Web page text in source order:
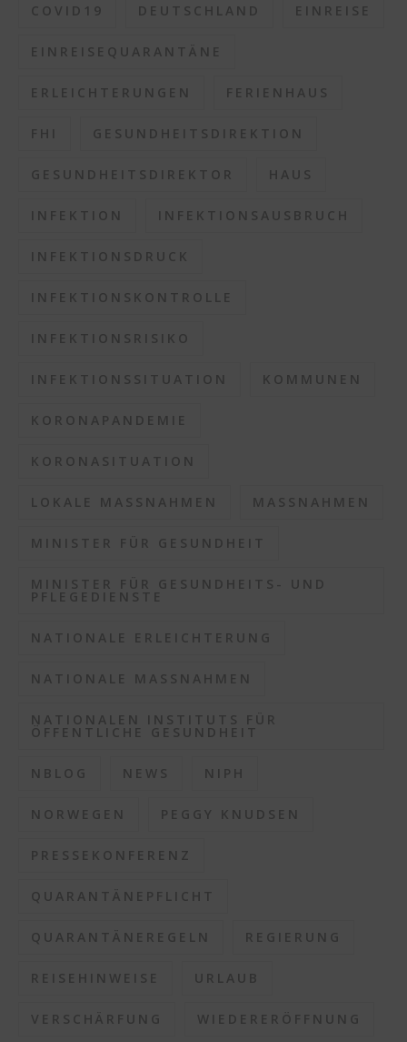
COVID19 DEUTSCHLAND EINREISE
EINREISEQUARANTÄNE
ERLEICHTERUNGEN FERIENHAUS
FHI GESUNDHEITSDIREKTION
GESUNDHEITSDIREKTOR HAUS
INFEKTION INFEKTIONSAUSBRUCH
INFEKTIONSDRUCK
INFEKTIONSKONTROLLE
INFEKTIONSRISIKO
INFEKTIONSSITUATION KOMMUNEN
KORONAPANDEMIE
KORONASITUATION
LOKALE MASSNAHMEN MASSNAHMEN
MINISTER FÜR GESUNDHEIT
MINISTER FÜR GESUNDHEITS- UND
PFLEGEDIENSTE
NATIONALE ERLEICHTERUNG
NATIONALE MASSNAHMEN
NATIONALEN INSTITUTS FÜR
ÖFFENTLICHE GESUNDHEIT
NBLOG NEWS NIPH
NORWEGEN PEGGY KNUDSEN
PRESSEKONFERENZ
QUARANTÄNEPFLICHT
QUARANTÄNEREGELN REGIERUNG
REISEHINWEISE URLAUB
VERSCHÄRFUNG WIEDERERÖFFNUNG